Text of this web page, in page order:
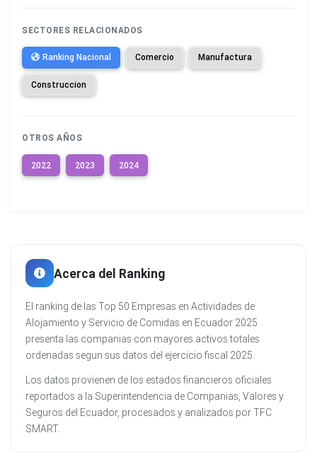
SECTORES RELACIONADOS
Ranking Nacional Comercio Manufactura
Construccion
OTROS AÑOS
2022 2023 2024
Acerca del Ranking
El ranking de las Top 50 Empresas en Actividades de
Alojamiento y Servicio de Comidas en Ecuador 2025
presenta las companias con mayores activos totales
ordenadas segun sus datos del ejercicio fiscal 2025.
Los datos provienen de los estados financieros oficiales
reportados a la Superintendencia de Companias, Valores y
Seguros del Ecuador, procesados y analizados por TFC
SMART.